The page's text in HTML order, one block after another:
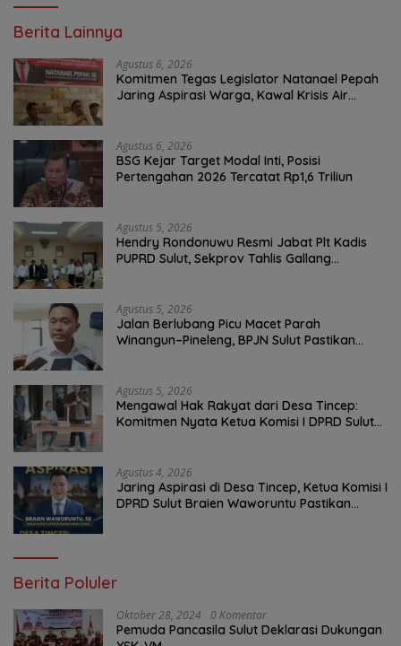
Berita Lainnya
Agustus 6, 2026
Komitmen Tegas Legislator Natanael Pepah
Jaring Aspirasi Warga, Kawal Krisis Air
Agustus 6, 2026
BSG Kejar Target Modal Inti, Posisi
Pertengahan 2026 Tercatat Rp1,6 Triliun
Agustus 5, 2026
Hendry Rondonuwu Resmi Jabat Plt Kadis
PUPRD Sulut, Sekprov Tahlis Gallang
Agustus 5, 2026
Jalan Berlubang Picu Macet Parah
Winangun–Pineleng, BPJN Sulut Pastikan
Agustus 5, 2026
Mengawal Hak Rakyat dari Desa Tincep:
Komitmen Nyata Ketua Komisi I DPRD Sulut
Agustus 4, 2026
Jaring Aspirasi di Desa Tincep, Ketua Komisi I
DPRD Sulut Braien Waworuntu Pastikan
Berita Poluler
Oktober 28, 2024 0 Komentar
Pemuda Pancasila Sulut Deklarasi Dukungan